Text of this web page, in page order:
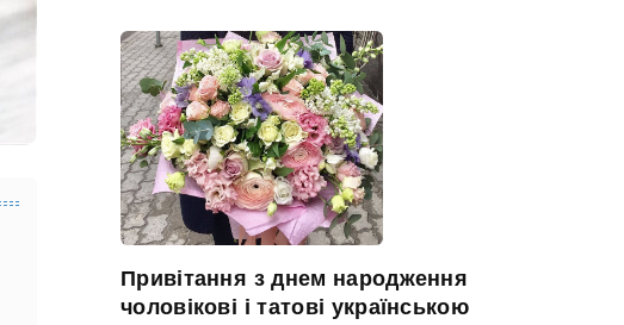
Привітання з днем народження
чоловікові і татові українською